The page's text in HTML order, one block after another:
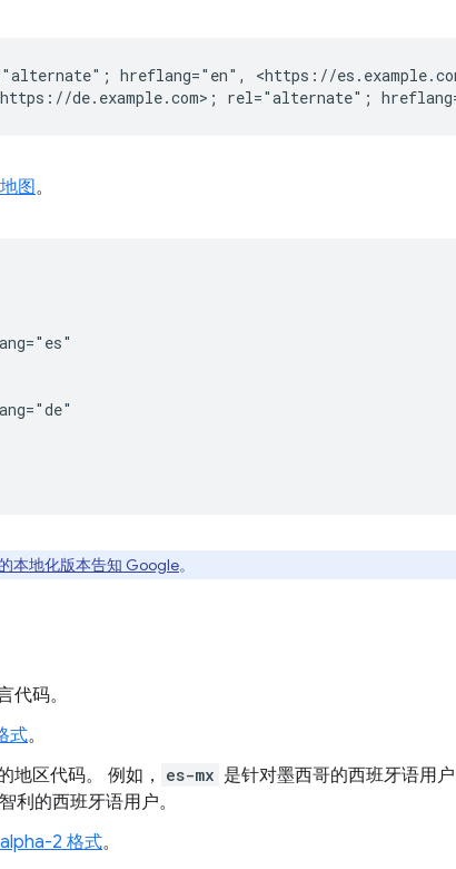
hreflang="en", <https://
图。
本地化版本告知 Google。
代码。
式。
地区代码。 例如， es-mx 是针对墨西哥的西班牙语用
利的西班牙语用户。
2 格式。